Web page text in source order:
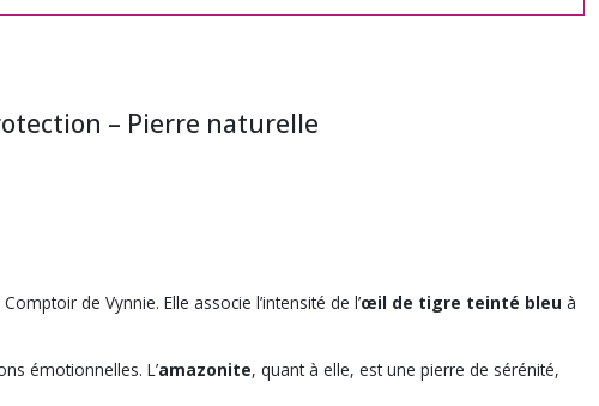
– Pierre naturelle
de Vynnie. Elle associe l’intensité de l’œil de tigre teinté bleu à
émotionnelles. L’amazonite, quant à elle, est une pierre de sérénité,